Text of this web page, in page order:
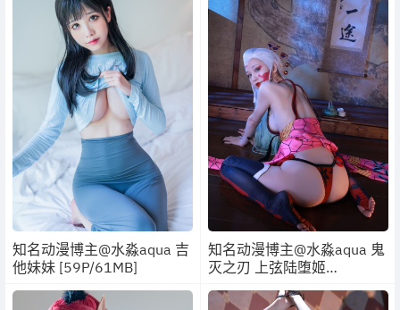
知名动漫博主@水淼aqua 吉
他妹妹 [59P/61MB]
知名动漫博主@水淼aqua 鬼
灭之刃 上弦陆堕姬